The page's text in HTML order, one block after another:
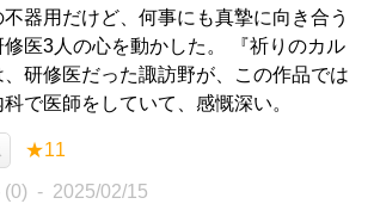
不器用だけど、何事にも真摯に向き合う
医3人の心を動かした。 『祈りのカル
、研修医だった諏訪野が、この作品では
で医師をしていて、感慨深い。
★11
(0) 2025/02/15